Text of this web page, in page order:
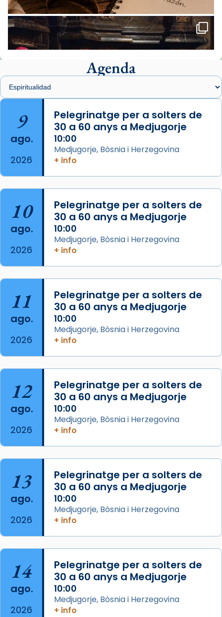
📸 Dr. G. Simón
Foto
View on Facebook Share
Arquebisbat de Barcelona
1 week ago
Memòria de les santes Juliana i
Semproniana, verges i màrtirs.
Acompanyant la història de sant Cugat, a
partir de l’Edat Mitjana sorgeix la tradició
que les santes Juliana (“relatiu a Júlia”) i
Semproniana (“relatiu a Semprònia =
eterna”) són deixebles seves. I l’any 1667, el
frare Joan Gaspar Roig, afirma en una obra
que les santes són filles de l’antiga Iluro.
Mataró en reivindicarà les relíq
...Ver más
2 weeks ago
Jaume, fill de Zebedeu, és juntament amb el
seu germà Joan i Pere un dels que
acompanyava més de prop Jesús.
Segons el llibre dels Fets (12,2) fou el primer
apòstol màrtir, decapitat a Jerusalem per
Herodes Agripa (vers l'any 44).
Patró de Galícia, després de les invasions
musulmanes fou venerat com a patró dels
Regnes castellans i més tard de tota
Espanya.
Foto
View on Facebook ·
Agenda
9
ago.
2026
Pelegrinatge per a solters de
30 a 60 anys a Medjugorje
10:00
Medjugorje, Bòsnia i Herzegovina
+ info
10
ago.
2026
Pelegrinatge per a solters de
30 a 60 anys a Medjugorje
10:00
Medjugorje, Bòsnia i Herzegovina
+ info
11
ago.
2026
Pelegrinatge per a solters de
30 a 60 anys a Medjugorje
10:00
Medjugorje, Bòsnia i Herzegovina
+ info
12
ago.
2026
Pelegrinatge per a solters de
30 a 60 anys a Medjugorje
10:00
Medjugorje, Bòsnia i Herzegovina
+ info
13
ago.
2026
Pelegrinatge per a solters de
30 a 60 anys a Medjugorje
10:00
Medjugorje, Bòsnia i Herzegovina
+ info
14
ago.
2026
Pelegrinatge per a solters de
30 a 60 anys a Medjugorje
10:00
Medjugorje, Bòsnia i Herzegovina
+ info